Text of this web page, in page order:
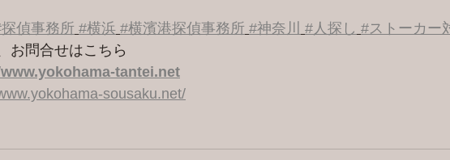
偵事務所 #横浜 #横濱港探偵事務所 #神奈川 #人探し #ストーカー
お問合せはこちら
tantei.net
sousaku.net/